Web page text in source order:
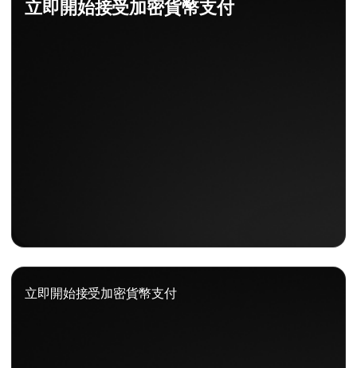
立即開始接受加密貨幣支付
立即開始接受加密貨幣支付